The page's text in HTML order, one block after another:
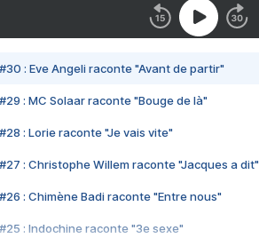
#30 : Eve Angeli raconte "Avant de partir"
#29 : MC Solaar raconte "Bouge de là"
#28 : Lorie raconte "Je vais vite"
#27 : Christophe Willem raconte "Jacques a dit"
#26 : Chimène Badi raconte "Entre nous"
#25 : Indochine raconte "3e sexe"